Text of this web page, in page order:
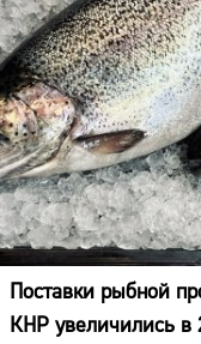
Поставки рыбной
КНР увеличились в